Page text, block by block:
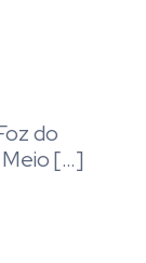
do
Meio […]